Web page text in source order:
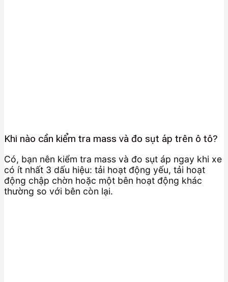
Khi nào cần kiểm tra mass và đo sụt áp trên ô tô?
Có, bạn nên kiểm tra mass và đo sụt áp ngay khi xe
có ít nhất 3 dấu hiệu: tải hoạt động yếu, tải hoạt
động chập chờn hoặc một bên hoạt động khác
thường so với bên còn lại.